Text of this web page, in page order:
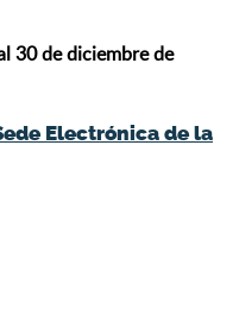
30 de diciembre de
Electrónica de la